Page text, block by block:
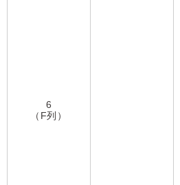
6
（F列）